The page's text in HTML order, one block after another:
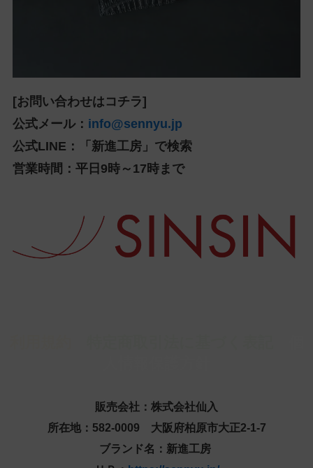
[お問い合わせはコチラ]
公式メール： info@sennyu.jp
公式LINE：「新進工房」で検索
営業時間：平日9時～17時まで
販売会社：株式会社仙入
所在地：582-0009 大阪府柏原市大正2-1-7
ブランド名：新進工房